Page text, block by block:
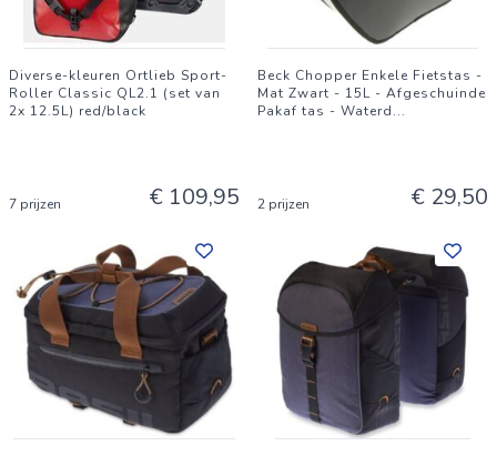
Diverse-kleuren Ortlieb Sport-
Roller Classic QL2.1 (set van
2x 12.5L) red/black
7 prijzen € 109,95
Beck Chopper Enkele Fietstas -
Mat Zwart - 15L - Afgeschuinde
Pakaf tas - Waterd...
2 prijzen € 29,50